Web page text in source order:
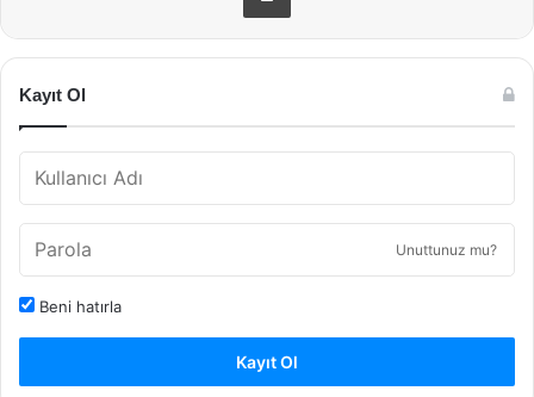
Kayıt Ol
Unuttunuz mu?
Beni hatırla
Kayıt Ol